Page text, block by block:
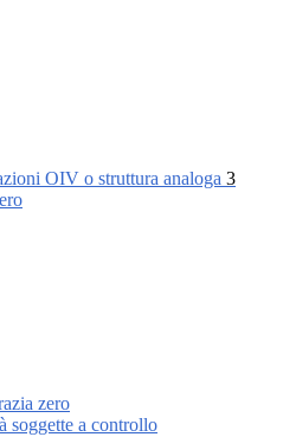
OIV o struttura analoga 3
zero
soggette a controllo